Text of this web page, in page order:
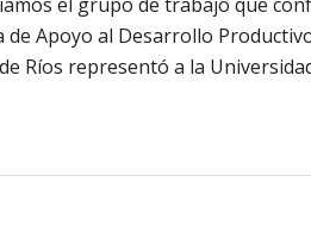
Apoyo al Desarrollo
Ríos representó a la